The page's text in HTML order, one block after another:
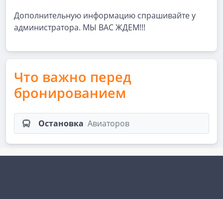
Дополнительную информацию спрашивайте у
администратора. МЫ ВАС ЖДЕМ!!!
Что важно перед
бронированием
Остановка Авиаторов